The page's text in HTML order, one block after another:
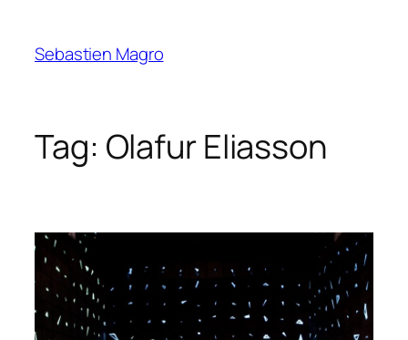
content
Sebastien Magro
Tag: Olafur Eliasson